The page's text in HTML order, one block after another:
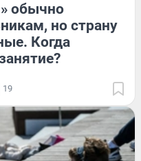
обычно
но страну
Когда
19